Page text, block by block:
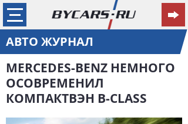
АВТО ЖУРНАЛ
MERCEDES-BENZ НЕМНОГО
ОСОВРЕМЕНИЛ
КОМПАКТВЭН B-CLASS